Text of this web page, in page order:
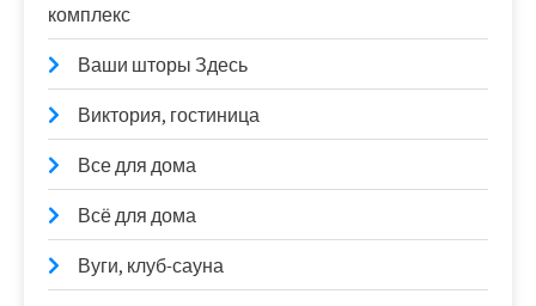
комплекс
Ваши шторы Здесь
Виктория, гостиница
Все для дома
Всё для дома
Вуги, клуб-сауна